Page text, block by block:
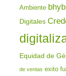
Ambiente
Digitales
Equidad de
de ventas exito